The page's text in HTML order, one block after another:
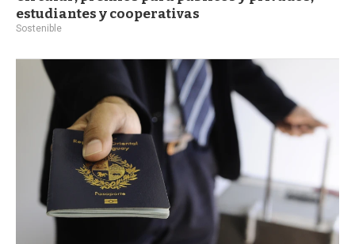
estudiantes y cooperativas
Sostenible